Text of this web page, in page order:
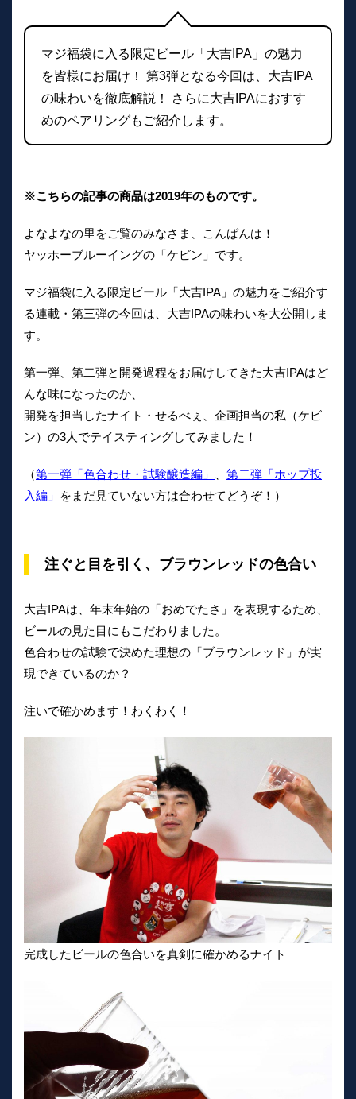
マジ福袋に入る限定ビール「大吉IPA」の魅力
を皆様にお届け！ 第3弾となる今回は、大吉IPA
の味わいを徹底解説！ さらに大吉IPAにおすす
めのペアリングもご紹介します。
※こちらの記事の商品は2019年のものです。
よなよなの里をご覧のみなさま、こんばんは！
ヤッホーブルーイングの「ケビン」です。
マジ福袋に入る限定ビール「大吉IPA」の魅力をご紹介す
る連載・第三弾の今回は、大吉IPAの味わいを大公開しま
す。
第一弾、第二弾と開発過程をお届けしてきた大吉IPAはど
んな味になったのか、
開発を担当したナイト・せるべぇ、企画担当の私（ケビ
ン）の3人でテイスティングしてみました！
（第一弾「色合わせ・試験醸造編」
第二弾「ホップ投
入編」
をまだ見ていない方は合わせてどうぞ！）
注ぐと目を引く、ブラウンレッドの色合い
大吉IPAは、年末年始の「おめでたさ」を表現するため、
ビールの見た目にもこだわりました。
色合わせの試験で決めた理想の「ブラウンレッド」が実
現できているのか？
注いで確かめます！わくわく！
完成したビールの色合いを真剣に確かめるナイト